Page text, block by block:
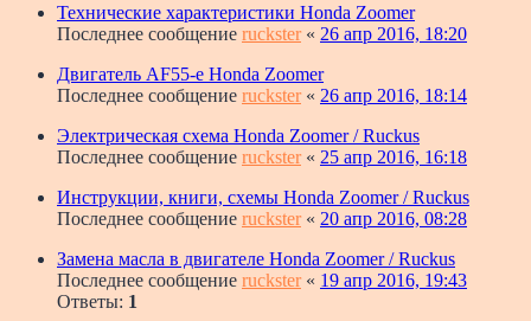
Технические характеристики Honda Zoomer
Последнее сообщение ruckster« 26 апр 2016, 18:20
Двигатель AF55-e Honda Zoomer
Последнее сообщение ruckster« 26 апр 2016, 18:14
Электрическая схема Honda Zoomer / Ruckus
Последнее сообщение ruckster« 25 апр 2016, 16:18
Инструкции, книги, схемы Honda Zoomer / Ruckus
Последнее сообщение ruckster« 20 апр 2016, 08:28
Замена масла в двигателе Honda Zoomer / Ruckus
Последнее сообщение ruckster« 19 апр 2016, 19:43
Ответы: 1